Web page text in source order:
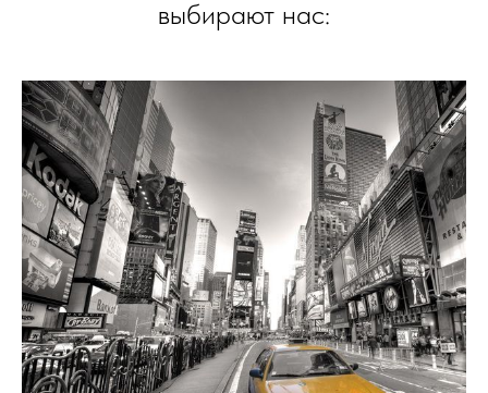
выбирают нас: